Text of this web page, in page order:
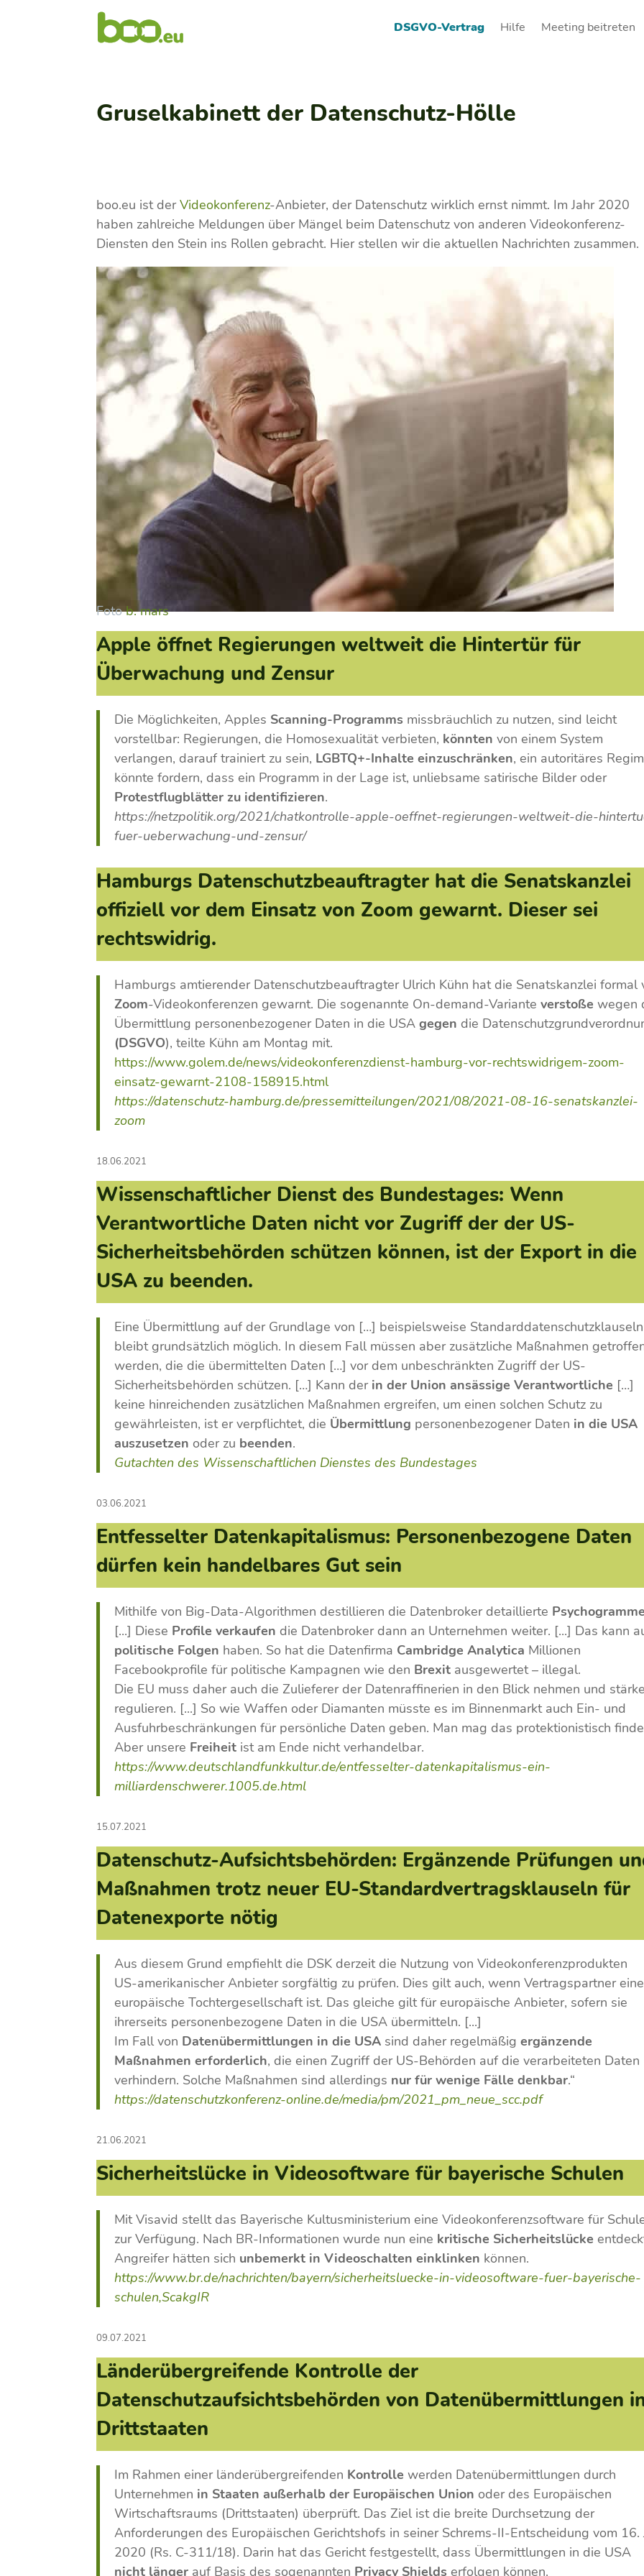
DSGVO-Vertrag Hilfe Meeting beitreten
Gruselkabinett der Datenschutz-Hölle
boo.eu ist derVideokonferenz-Anbieter, der Datenschutz wirklich ernst nimmt. Im Jahr 2020
haben zahlreiche Meldungen über Mängel beim Datenschutz von anderen Videokonferenz-
Diensten den Stein ins Rollen gebracht. Hier stellen wir die aktuellen Nachrichten zusammen.
Fotob. mars
Apple öffnet Regierungen weltweit die Hintertür für
Überwachung und Zensur
Die Möglichkeiten, Apples Scanning-Programms missbräuchlich zu nutzen, sind leicht
vorstellbar: Regierungen, die Homosexualität verbieten, könnten von einem System
verlangen, darauf trainiert zu sein, LGBTQ+-Inhalte einzuschränken, ein autoritäres
könnte fordern, dass ein Programm in der Lage ist, unliebsame satirische Bilder oder
Protestflugblätter zu identifizieren.
https://netzpolitik.org/2021/chatkontrolle-apple-oeffnet-regierungen-weltweit-die-
fuer-ueberwachung-und-zensur/
Hamburgs Datenschutzbeauftragter hat die Senatskanzlei
offiziell vor dem Einsatz von Zoom gewarnt. Dieser sei
rechtswidrig.
Hamburgs amtierender Datenschutzbeauftragter Ulrich Kühn hat die Senatskanzlei formal
Zoom-Videokonferenzen gewarnt. Die sogenannte On-demand-Varianteverstoße wegen
Übermittlung personenbezogener Daten in die USAgegen die
(DSGVO), teilte Kühn am Montag mit.
https://www.golem.de/news/videokonferenzdienst-hamburg-vor-rechtswidrigem-zoom-
einsatz-gewarnt-2108-158915.html
https://datenschutz-hamburg.de/pressemitteilungen/2021/08/2021-08-16-senatskanzlei-
zoom
18.06.2021
Wissenschaftlicher Dienst des Bundestages: Wenn
Verantwortliche Daten nicht vor Zugriff der der US-
Sicherheitsbehörden schützen können, ist der Export in die
USA zu beenden.
Eine Übermittlung auf der Grundlage von […] beispielsweise
bleibt grundsätzlich möglich. In diesem Fall müssen aber zusätzliche Maßnahmen
werden, die die übermittelten Daten […] vor dem unbeschränkten Zugriff der US-
Sicherheitsbehörden schützen. […] Kann der in der Union ansässige Verantwortliche […]
keine hinreichenden zusätzlichen Maßnahmen ergreifen, um einen solchen Schutz zu
gewährleisten, ist er verpflichtet, die Übermittlung personenbezogener Daten in die USA
auszusetzen oder zu beenden.
Gutachten des Wissenschaftlichen Dienstes des Bundestages
03.06.2021
Entfesselter Datenkapitalismus: Personenbezogene Daten
dürfen kein handelbares Gut sein
Mithilfe von Big-Data-Algorithmen destillieren die Datenbroker detaillierte Psychogramme
[...] Diese Profile verkaufen die Datenbroker dann an Unternehmen weiter. [...] Das kann
politische Folgen haben. So hat die Datenfirma Cambridge Analytica Millionen
Facebookprofile für politische Kampagnen wie den Brexit ausgewertet – illegal.
Die EU muss daher auch die Zulieferer der Datenraffinerien in den Blick nehmen und
regulieren. [...] So wie Waffen oder Diamanten müsste es im Binnenmarkt auch Ein- und
Ausfuhrbeschränkungen für persönliche Daten geben. Man mag das protektionistisch
Aber unsere Freiheit ist am Ende nicht verhandelbar.
https://www.deutschlandfunkkultur.de/entfesselter-datenkapitalismus-ein-
milliardenschwerer.1005.de.html
15.07.2021
Datenschutz-Aufsichtsbehörden: Ergänzende Prüfungen
Maßnahmen trotz neuer EU-Standardvertragsklauseln für
Datenexporte nötig
Aus diesem Grund empfiehlt die DSK derzeit die Nutzung von Videokonferenzprodukten
US-amerikanischer Anbieter sorgfältig zu prüfen. Dies gilt auch, wenn Vertragspartner eine
europäische Tochtergesellschaft ist. Das gleiche gilt für europäische Anbieter, sofern sie
ihrerseits personenbezogene Daten in die USA übermitteln. [...]
Im Fall von Datenübermittlungen in die USA sind daher regelmäßigergänzende
Maßnahmen erforderlich, die einen Zugriff der US-Behörden auf die verarbeiteten Daten
verhindern. Solche Maßnahmen sind allerdings nur für wenige Fälle denkbar.“
https://datenschutzkonferenz-online.de/media/pm/2021_pm_neue_scc.pdf
21.06.2021
Sicherheitslücke in Videosoftware für bayerische Schulen
Mit Visavid stellt das Bayerische Kultusministerium eine Videokonferenzsoftware für
zur Verfügung. Nach BR-Informationen wurde nun eine kritische Sicherheitslücke
Angreifer hätten sich unbemerkt in Videoschalten einklinken können.
https://www.br.de/nachrichten/bayern/sicherheitsluecke-in-videosoftware-fuer-bayerische-
schulen,ScakgIR
09.07.2021
Länderübergreifende Kontrolle der
Datenschutzaufsichtsbehörden von Datenübermittlungen
Drittstaaten
Im Rahmen einer länderübergreifenden Kontrolle werden Datenübermittlungen durch
Unternehmen in Staaten außerhalb der Europäischen Union oder des Europäischen
Wirtschaftsraums (Drittstaaten) überprüft. Das Ziel ist die breite Durchsetzung der
Anforderungen des Europäischen Gerichtshofs in seiner Schrems-II-Entscheidung vom 16.
2020 (Rs. C-311/18). Darin hat das Gericht festgestellt, dass Übermittlungen in die USA
nicht länger auf Basis des sogenannten Privacy Shields erfolgen können.